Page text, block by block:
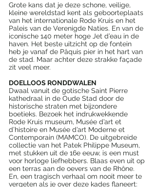
Grote kans dat je deze schone, veilige,
kleine wereldstad kent als geboorteplaats
van het internationale Rode Kruis en het
Paleis van de Verenigde Naties. En van de
iconische 140 meter hoge Jet d’eau in de
haven. Het beste uitzicht op de fontein
heb je vanaf de Pâquis pier in het hart van
de stad. Maar achter deze strakke façade
zit veel meer.
DOELLOOS RONDDWALEN
Dwaal vanuit de gotische Saint Pierre
kathedraal in de Oude Stad door de
historische straten met bijzondere
boetieks. Bezoek het indrukwekkende
Rode Kruis museum, Musée d’art et
d’histoire en Musée d’art Moderne et
Contemporain (MAMCO). De uitgebreide
collectie van het Patek Philippe Museum,
met stukken uit de 16e eeuw, is een must
voor horloge liefhebbers. Blaas even uit op
een terras aan de oevers van de Rhône.
En, een tragisch verhaal om nooit meer te
vergeten als je over deze kades flaneert: